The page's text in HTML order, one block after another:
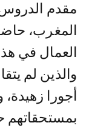
مقدم
المغرب،
العمال في
والذين لم
أجورا زهيدة،
بمستحقاتهم